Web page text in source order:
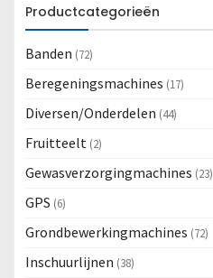
Productcategorieën
Banden (72)
Beregeningsmachines (17)
Diversen/Onderdelen (44)
Fruitteelt (2)
Gewasverzorgingmachines (23)
GPS (6)
Grondbewerkingmachines (72)
Inschuurlijnen (38)